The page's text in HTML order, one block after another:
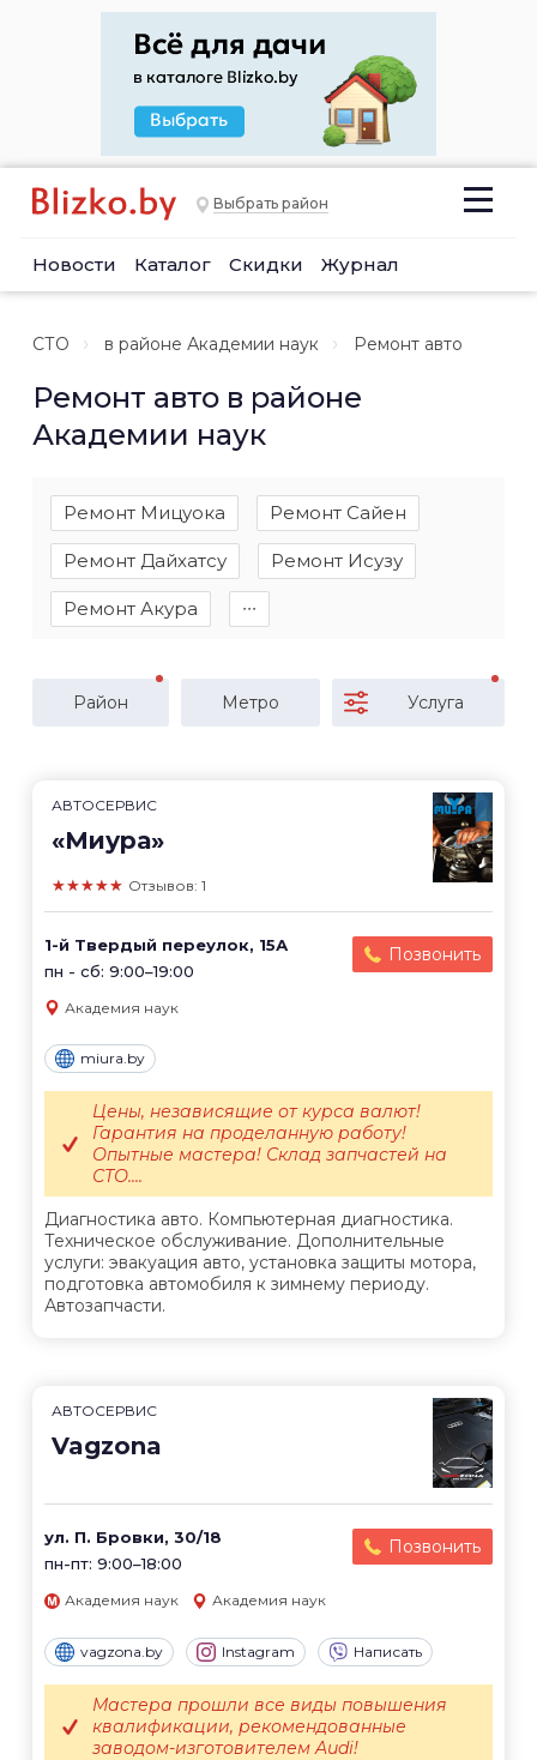
Выбрать район
Новости Каталог Скидки Журнал
СТО в районе Академии наук Ремонт авто
Ремонт авто в районе
Академии наук
Ремонт Мицуока Ремонт Сайен
Ремонт Дайхатсу Ремонт Исузу
Ремонт Акура ∙∙∙
Район Метро Услуга
АВТОСЕРВИС
«Миура»
★★★★★ Отзывов: 1
1-й Твердый переулок, 15А
пн - сб: 9:00–19:00
Позвонить
Академия наук
miura.by
Диагностика авто. Компьютерная диагностика.
Техническое обслуживание. Дополнительные
услуги: эвакуация авто, установка защиты мотора,
подготовка автомобиля к зимнему периоду.
Автозапчасти.
Цены, независящие от курса валют!
Гарантия на проделанную работу!
Опытные мастера! Склад запчастей на
СТО....
АВТОСЕРВИС
Vagzona
ул. П. Бровки, 30/18
пн-пт: 9:00–18:00
Позвонить
Академия наук Академия наук
vagzona.by Instagram Написать
Мастера прошли все виды повышения
квалификации, рекомендованные
заводом-изготовителем Audi!